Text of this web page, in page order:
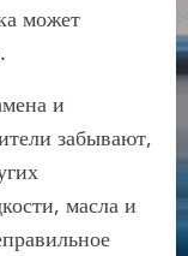
может
и
забывают,
масла и